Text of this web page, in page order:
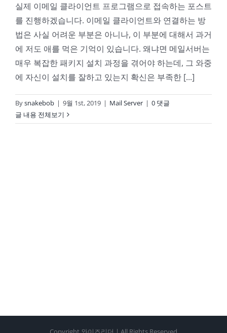
실제 이메일 클라이언트 프로그램으로 접속하는 포스트
를 진행하겠습니다. 이메일 클라이언트와 연결하는 방
법은 사실 어려운 부분은 아니나, 이 부분에 대해서 과거
에 저도 애를 먹은 기억이 있습니다. 왜냐면 메일서버는
매우 복잡한 패키지 설치 과정을 겪어야 하는데, 그 와중
에 자신이 설치를 잘하고 있는지 확신은 부족한 [...]
Bysnakebob | 9월 1st, 2019 | Mail Server | 0 댓글
글 내용 전체보기